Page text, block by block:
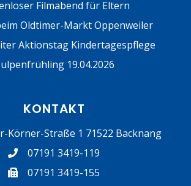
Filmabend für Eltern
Oldtimer-Markt Oppenweiler
Aktionstag Kindertagespflege
19.04.2026
KONTAKT
Körner-Straße 1 71522 Backnang
07191 3419-119
07191 3419-155